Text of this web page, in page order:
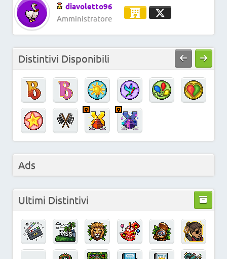
diavoletto96
Amministratore
Distintivi Disponibili
Ads
Ultimi Distintivi